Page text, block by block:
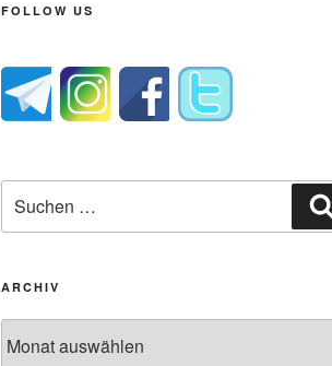
FOLLOW US
nach:
ARCHIV